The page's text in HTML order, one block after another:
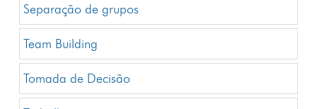
Separação de grupos
Team Building
Tomada de Decisão